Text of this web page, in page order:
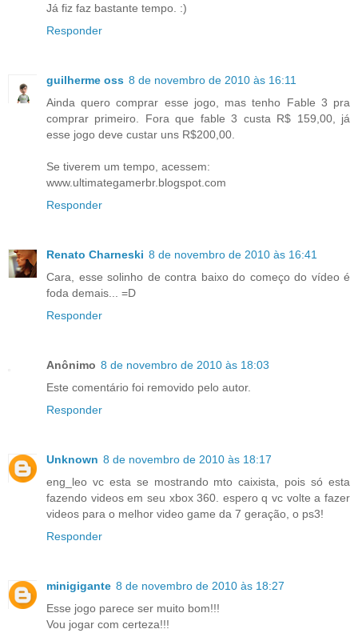
Já fiz faz bastante tempo. :)
Responder
guilherme oss 8 de novembro de 2010 às 16:11
Ainda quero comprar esse jogo, mas tenho Fable 3 pra
comprar primeiro. Fora que fable 3 custa R$ 159,00, já
esse jogo deve custar uns R$200,00.
Se tiverem um tempo, acessem:
www.ultimategamerbr.blogspot.com
Responder
Renato Charneski 8 de novembro de 2010 às 16:41
Cara, esse solinho de contra baixo do começo do vídeo é
foda demais... =D
Responder
Anônimo 8 de novembro de 2010 às 18:03
Este comentário foi removido pelo autor.
Responder
Unknown 8 de novembro de 2010 às 18:17
eng_leo vc esta se mostrando mto caixista, pois só esta
fazendo videos em seu xbox 360. espero q vc volte a fazer
videos para o melhor video game da 7 geração, o ps3!
Responder
minigigante 8 de novembro de 2010 às 18:27
Esse jogo parece ser muito bom!!!
Vou jogar com certeza!!!